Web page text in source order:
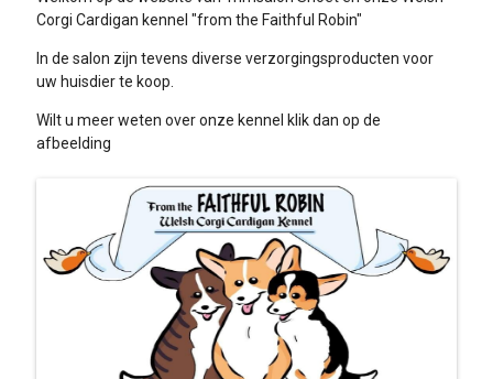
Corgi Cardigan kennel "from the Faithful Robin"
In de salon zijn tevens diverse verzorgingsproducten voor
uw huisdier te koop.
Wilt u meer weten over onze kennel klik dan op de
afbeelding